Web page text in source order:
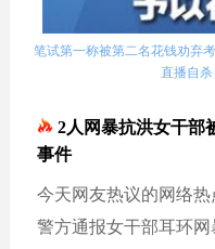
笔试第一称被第二名花钱劝弃考
直播自
2人网暴抗洪女干部
事件
今天网友热议的网络热
警方通报女干部耳环